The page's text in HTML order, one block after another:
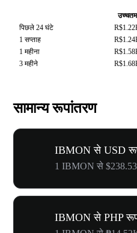
उच्चतम
पिछले 24 घंटे
1 सप्ताह
1 महीना
3 महीने
सामान्य रूपांतरण
IBMON से USD
1 IBMON से
IBMON से PHP